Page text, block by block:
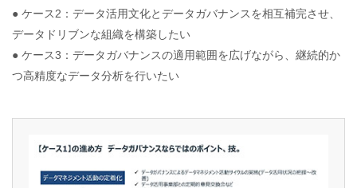
● ケース2：データ活用文化とデータガバナンスを相互補完させ、
データドリブンな組織を構築したい
● ケース3：データガバナンスの適用範囲を広げながら、継続的か
つ高精度なデータ分析を行いたい